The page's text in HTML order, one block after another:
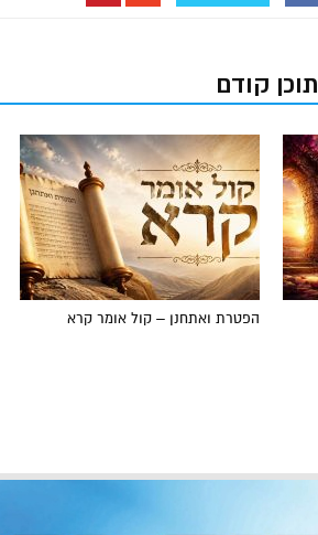
תוכן קודם
הפטרת ואתחנן – קול אומר קרא